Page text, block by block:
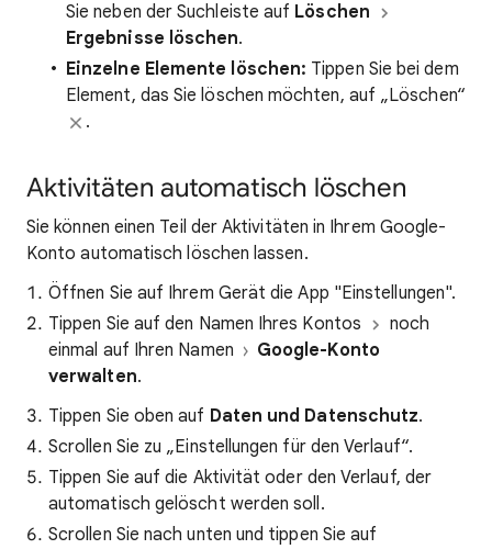
Sie neben der Suchleiste auf Löschen
Ergebnisse löschen.
Einzelne Elemente löschen: Tippen Sie bei dem
Element, das Sie löschen möchten, auf „Löschen“
.
Aktivitäten automatisch löschen
Sie können einen Teil der Aktivitäten in Ihrem Google-
Konto automatisch löschen lassen.
Öffnen Sie auf Ihrem Gerät die App "Einstellungen".
Tippen Sie auf den Namen Ihres Kontos
noch
einmal auf Ihren Namen
Google-Konto
verwalten.
Tippen Sie oben auf Daten und Datenschutz.
Scrollen Sie zu „Einstellungen für den Verlauf“.
Tippen Sie auf die Aktivität oder den Verlauf, der
automatisch gelöscht werden soll.
Scrollen Sie nach unten und tippen Sie auf